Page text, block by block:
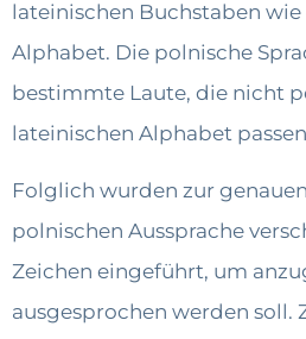
lateinischen Buchstaben wie
Alphabet. Die polnische
bestimmte Laute, die nicht
lateinischen Alphabet
Folglich wurden zur
polnischen Aussprache
Zeichen eingeführt, um
ausgesprochen werden soll.